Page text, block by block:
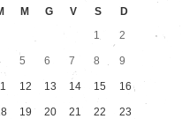
M G V S
D
1
2
5 6 7 8 9
12 13 14 15 16
19 20 21 22 23